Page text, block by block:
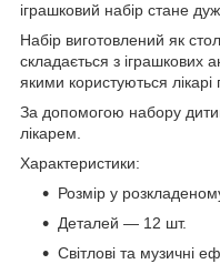
іграшковий набір стане
Набір виготовлений як
складається з іграшкових
якими користуються
За допомогою набору
лікарем.
Характеристики:
Розмір у
Деталей — 12 шт.
Світлові та музичні